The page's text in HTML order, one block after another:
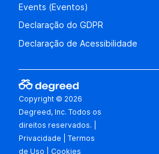
Events (Eventos)
Declaração do GDPR
Declaração de Acessibilidade
Copyright © 2026
Degreed, Inc. Todos os
direitos reservados.
Privacidade |Termos
de Uso
Cookies